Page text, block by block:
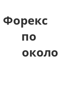
по